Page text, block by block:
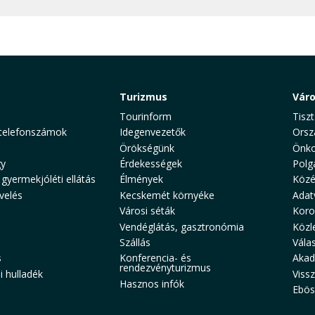
ellátás
hulladék
Turizmus
Tourinform
Idegenvezetők
Örökségünk
Érdekességek
Élmények
Kecskemét környéke
Városi séták
Vendéglátás, gasztronómia
Szállás
Konferencia- és
rendezvényturizmus
Hasznos infók